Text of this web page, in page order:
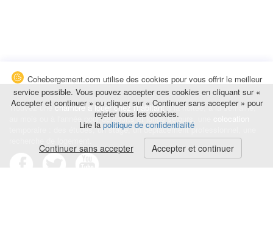
Trouvez unechambre à louer chez l'habitantà la nuitée, à la semaine,
au mois ou à l'année pour de courts et longs séjours, une
temporaire : des études, un stage, un déplacement professionnel, une
Cohebergement.com utilise des cookies pour vous offrir le meilleur
service possible. Vous pouvez accepter ces cookies en cliquant sur «
Accepter et continuer » ou cliquer sur « Continuer sans accepter » pour
rejeter tous les cookies.
Lire la politique de confidentialité
Continuer sans accepter Accepter et continuer